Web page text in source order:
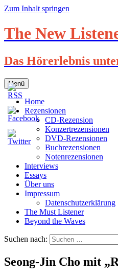
Zum Inhalt springen
The New
Das Hörerlebnis
Menü
Home
Rezensionen
CD-Rezension
Konzertrezensionen
DVD-Rezensionen
Buchrezensionen
Notenrezensionen
Interviews
Essays
Über uns
Impressum
Datenschutzerklärung
The Must Listener
Beyond the Waves
Suchen nach:
Seong-Jin Cho mit